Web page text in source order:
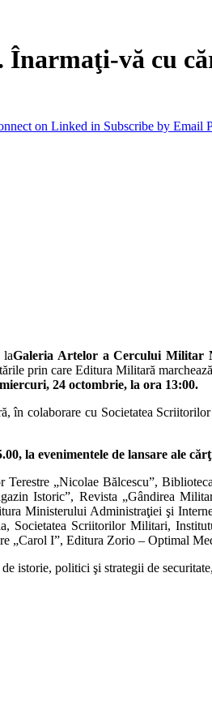
Înarmaţi-vă cu
on Linked in Subscribe by Email
laGaleria Artelor a Cercului Mili­tar
prin care Editura Militară
24 octombrie, la ora 13:00.
în colaborare cu Societatea
la evenimentele de lansare ale
Terestre „Nicolae Bălcescu”,
Istoric”, Revista „Gândirea
Ministerului Administraţiei şi
Societatea Scriitorilor Militari,
„Carol I”, Editura Zorio – Optimal
istorie, politici şi strategii de